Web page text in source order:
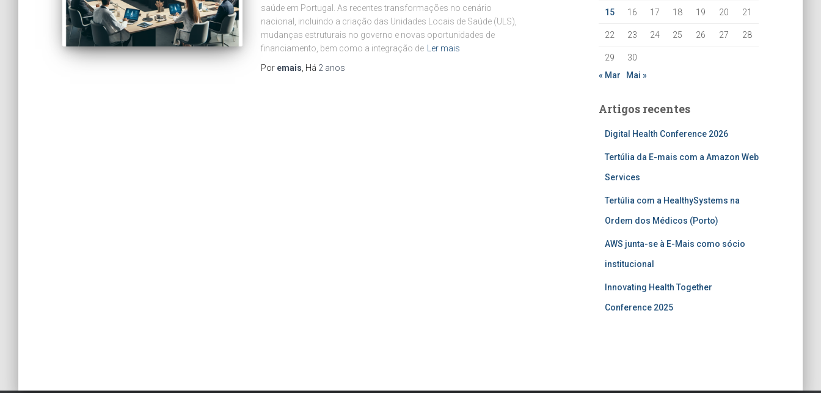
saúde em Portugal. As recentes transformações no cenário
nacional, incluindo a criação das Unidades Locais de Saúde (ULS),
mudanças estruturais no governo e novas oportunidades de
financiamento, bem como a integração de
Ler mais
Por emais , Há 2 anos
15 16 17 18 19 20 21
22 23 24 25 26 27 28
29
30
« Mar
Mai »
Artigos recentes
Digital Health Conference 2026
Tertúlia da E-mais com a Amazon Web
Services
Tertúlia com a HealthySystems na
Ordem dos Médicos (Porto)
AWS junta-se à E-Mais como sócio
institucional
Innovating Health Together
Conference 2025